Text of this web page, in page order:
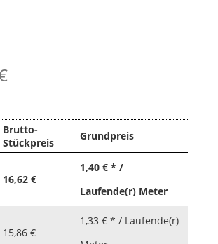
Brutto-
Stückpreis
Grundpreis
16,62 €
1,40 € * /
Laufende(r) Meter
15,86 €
1,33 € * / Laufende(r)